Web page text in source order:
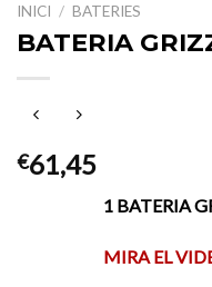
INICI / BATERIES
BATERIA
€61,45
1 BATERIA
MIRA EL